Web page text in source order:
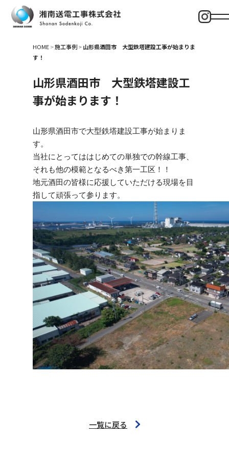
HOME>施工事例>山形県酒田市 大型鉄塔建設工事が始まりま
す！
山形県酒田市 大型鉄塔建設工
事が始まります！
山形県酒田市で大型鉄塔建設工事が始まりま
す。
当社にとってははじめての単独での幹線工事、
それも他の模範となるべき第一工区！！
地元酒田の皆様に応援していただける現場を目
指して頑張って参ります。
一覧に戻る